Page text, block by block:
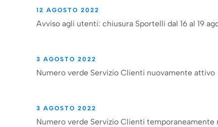
12 AGOSTO 2022
Avviso agli utenti: chiusura Sportelli dal 16 al 19
3 AGOSTO 2022
Numero verde Servizio Clienti nuovamente attivo
3 AGOSTO 2022
Numero verde Servizio Clienti temporaneamente